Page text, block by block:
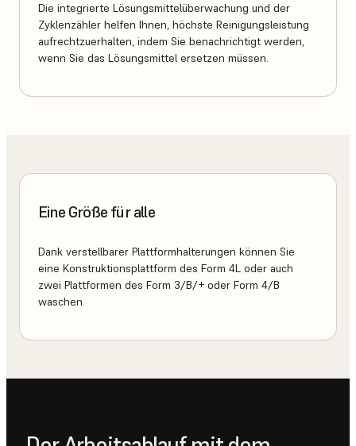
Die integrierte Lösungsmittelüberwachung und der
Zyklenzähler helfen Ihnen, höchste Reinigungsleistung
aufrechtzuerhalten, indem Sie benachrichtigt werden,
wenn Sie das Lösungsmittel ersetzen müssen.
Eine Größe für alle
Dank verstellbarer Plattformhalterungen können Sie
eine Konstruktionsplattform des Form 4L oder auch
zwei Plattformen des Form 3/B/+ oder Form 4/B
waschen.